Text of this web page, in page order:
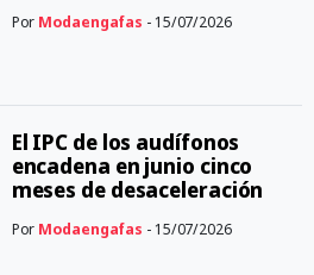
Por Modaengafas - 15/07/2026
El IPC de los audífonos
encadena en junio cinco
meses de desaceleración
Por Modaengafas - 15/07/2026